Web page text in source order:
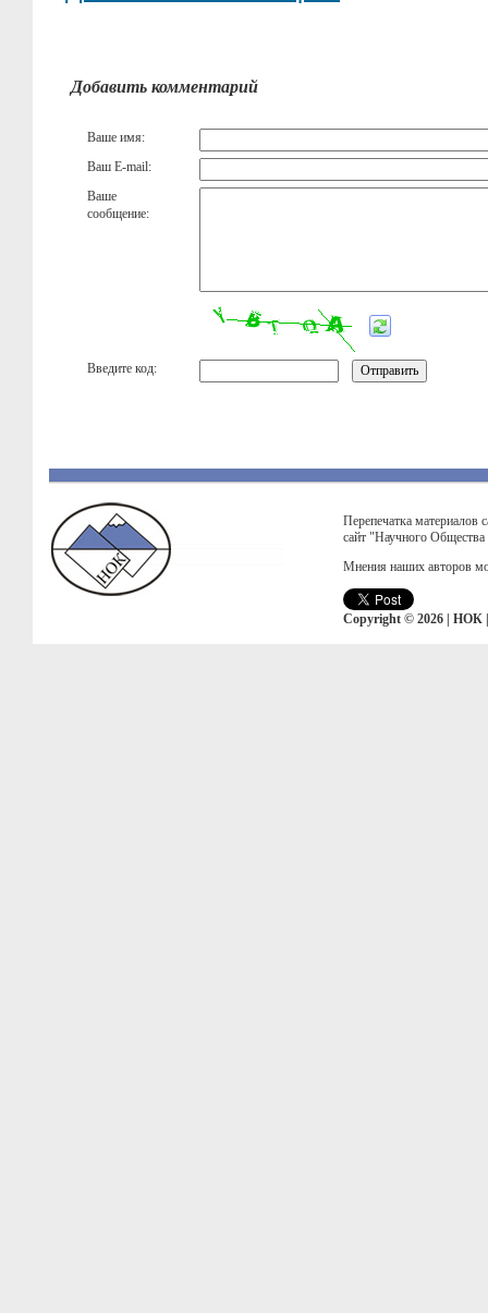
Добавить комментарий
Ваше имя:
Ваш E-mail:
Ваше
сообщение:
Введите код:
Перепечатка материалов
сайт "Научного
Мнения наших авторов
Copyright © 2026 | НОК